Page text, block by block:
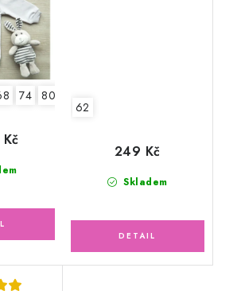
74 80
62
Skladem
249 Kč